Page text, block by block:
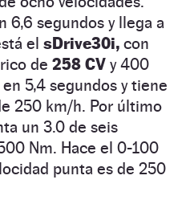
6,6 segundos y llega a
el sDrive30i, con
de 258 CV y 400
5,4 segundos y tiene
250 km/h. Por último
un 3.0 de seis
Nm. Hace el 0-100
punta es de 250